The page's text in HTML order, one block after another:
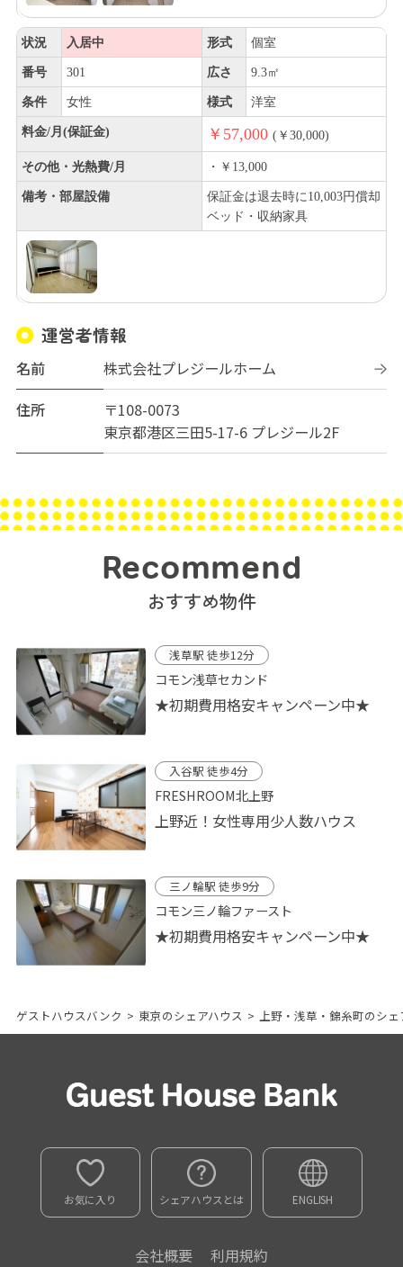
状況 入居中 形式 個室
番号 301 広さ 9.3㎡
条件 女性 様式 洋室
料金/月(保証金) ￥57,000 (￥30,000)
その他・光熱費/月 ・￥13,000
備考・部屋設備
保証金は退去時に10,003円償却
ベッド・収納家具
運営者情報
名前
株式会社プレジールホーム
住所
〒108-0073
東京都港区三田5-17-6 プレジール2F
Recommend
おすすめ物件
浅草駅 徒歩12分
コモン浅草セカンド
★初期費用格安キャンペーン中★
入谷駅 徒歩4分
FRESHROOM北上野
上野近！女性専用少人数ハウス
三ノ輪駅 徒歩9分
コモン三ノ輪ファースト
★初期費用格安キャンペーン中★
ゲストハウスバンク > 東京のシェアハウス > 上野・浅草・錦糸町のシェ
お気に入り シェアハウスとは ENGLISH
会社概要 利用規約